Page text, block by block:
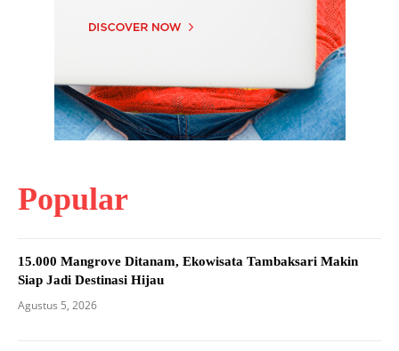
Popular
15.000 Mangrove Ditanam, Ekowisata Tambaksari Makin
Siap Jadi Destinasi Hijau
Agustus 5, 2026